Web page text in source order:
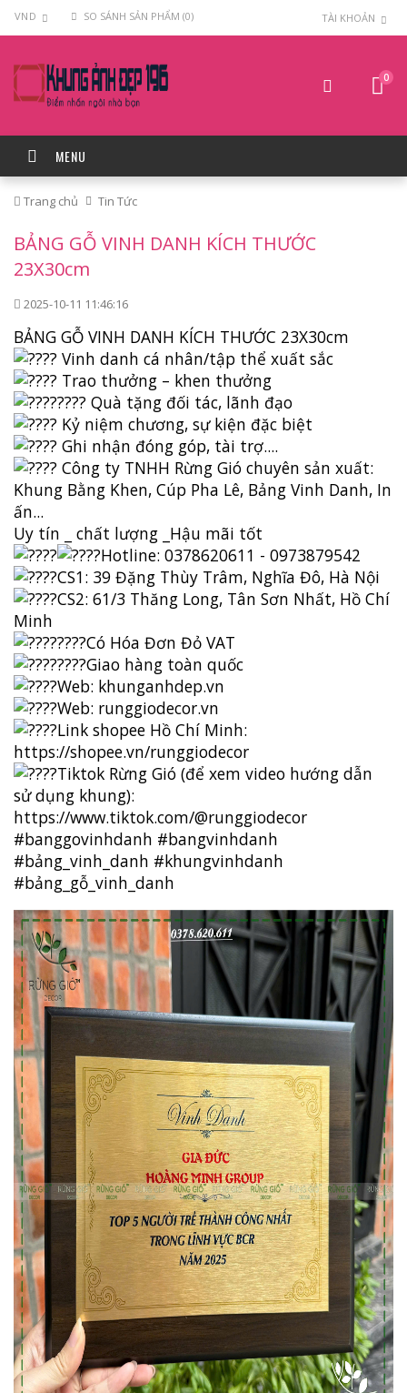
VND SO SÁNH SẢN PHẨM (0) TÀI KHOẢN
0
MENU
Trang chủ Tin Tức
BẢNG GỖ VINH DANH KÍCH THƯỚC
23X30cm
2025-10-11 11:46:16
BẢNG GỖ VINH DANH KÍCH THƯỚC 23X30cm
Vinh danh cá nhân/tập thể xuất sắc
Trao thưởng – khen thưởng
Quà tặng đối tác, lãnh đạo
Kỷ niệm chương, sự kiện đặc biệt
Ghi nhận đóng góp, tài trợ....
Công ty TNHH Rừng Gió chuyên sản xuất:
Khung Bằng Khen, Cúp Pha Lê, Bảng Vinh Danh, In
ấn...
Uy tín _ chất lượng _Hậu mãi tốt
Hotline: 0378620611 - 0973879542
CS1: 39 Đặng Thùy Trâm, Nghĩa Đô, Hà Nội
CS2: 61/3 Thăng Long, Tân Sơn Nhất, Hồ Chí
Minh
Có Hóa Đơn Đỏ VAT
Giao hàng toàn quốc
Web: khunganhdep.vn
Web: runggiodecor.vn
Link shopee Hồ Chí Minh:
https://shopee.vn/runggiodecor
Tiktok Rừng Gió (để xem video hướng dẫn
sử dụng khung):
https://www.tiktok.com/@runggiodecor
#banggovinhdanh #bangvinhdanh
#bảng_vinh_danh #khungvinhdanh
#bảng_gỗ_vinh_danh